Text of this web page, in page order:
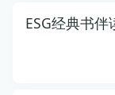
ESG经典书伴